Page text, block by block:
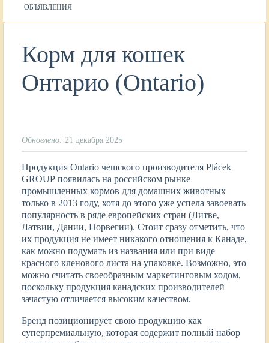
ОБЪЯВЛЕНИЯ
Корм для кошек
Онтарио (Ontario)
Обновлено: 21 декабря 2025
Продукция Ontario чешского производителя Plácek
GROUP появилась на российском рынке
промышленных кормов для домашних животных
только в 2013 году, хотя до этого уже успела завоевать
популярность в ряде европейских стран (Литве,
Латвии, Дании, Норвегии). Стоит сразу отметить, что
их продукция не имеет никакого отношения к Канаде,
как можно подумать из названия или при виде
красного кленового листа на упаковке. Возможно, это
можно считать своеобразным маркетинговым ходом,
поскольку продукция канадских производителей
зачастую отличается высоким качеством.
Бренд позиционирует свою продукцию как
суперпремиальную, которая содержит полный набор